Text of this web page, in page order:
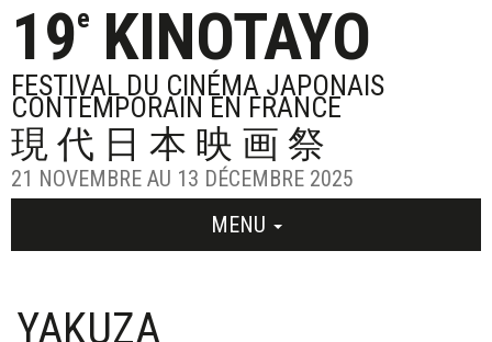
19eKINOTAYO
FESTIVAL DU CINÉMA JAPONAIS
CONTEMPORAIN EN FRANCE
現代日本映画祭
21 NOVEMBRE AU 13 DÉCEMBRE 2025
MENU
YAKUZA